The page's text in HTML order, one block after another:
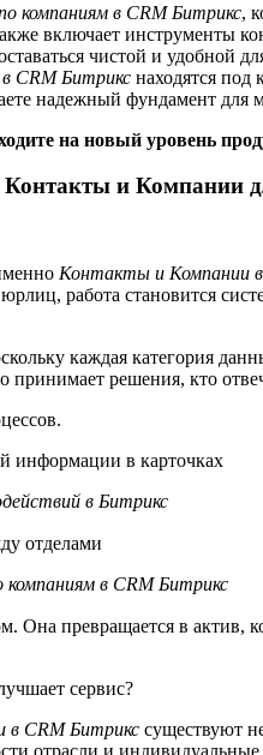
компаниям в CRM Битрикс,
включает инструменты
чистой и удобной
в CRM Битрикс находятся под
надежный фундамент для
на новый уровень
и Компании
Контакты и Компании
работа становится
каждая категория
принимает решения, кто
информации в карточках
в Битрикс
отделами
компаниям в CRM Битрикс
Она превращается в актив,
сервис?
в CRM Битрикс существуют
отрасли и